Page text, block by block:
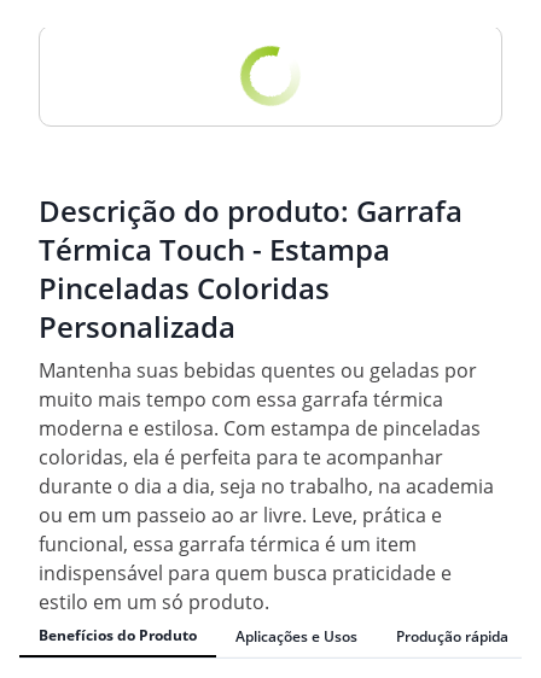
Descrição do produto: Garrafa
Térmica Touch - Estampa
Pinceladas Coloridas
Personalizada
Mantenha suas bebidas quentes ou geladas por
muito mais tempo com essa garrafa térmica
moderna e estilosa. Com estampa de pinceladas
coloridas, ela é perfeita para te acompanhar
durante o dia a dia, seja no trabalho, na academia
ou em um passeio ao ar livre. Leve, prática e
funcional, essa garrafa térmica é um item
indispensável para quem busca praticidade e
estilo em um só produto.
Benefícios do Produto Aplicações e Usos Produção rápida